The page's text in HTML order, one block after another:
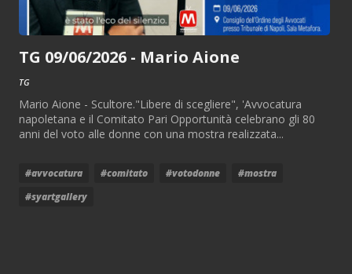
TG 09/06/2026 - Mario Aione
TG
Mario Aione - Scultore."Libere di scegliere", 'Avvocatura
napoletana e il Comitato Pari Opportunità celebrano gli 80
anni del voto alle donne con una mostra realizzata...
#avvocatura #comitato #votodonne
#mostra
#syartgallery